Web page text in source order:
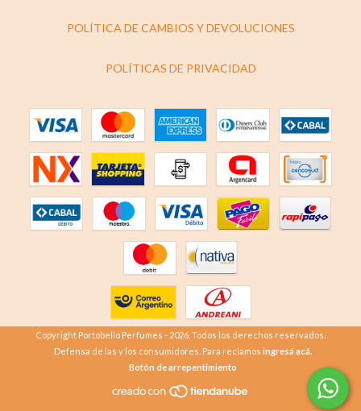
POLÍTICA DE CAMBIOS Y DEVOLUCIONES
POLÍTICAS DE PRIVACIDAD
Copyright Portobello Perfumes - 2026. Todos los derechos reservados.
Defensa de las y los consumidores. Para reclamos ingresá acá.
Botón de arrepentimiento